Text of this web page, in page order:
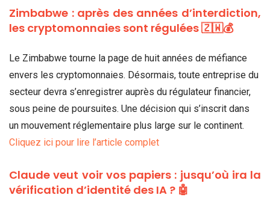
Zimbabwe : après des années d’interdiction,
les cryptomonnaies sont régulées 🇿🇼💰
Le Zimbabwe tourne la page de huit années de méfiance
envers les cryptomonnaies. Désormais, toute entreprise du
secteur devra s’enregistrer auprès du régulateur financier,
sous peine de poursuites. Une décision qui s’inscrit dans
un mouvement réglementaire plus large sur le continent.
Cliquez ici pour lire l’article complet
Claude veut voir vos papiers : jusqu’où ira la
vérification d’identité des IA ? 🤖